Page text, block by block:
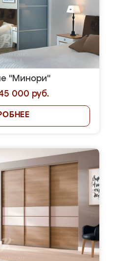
"Минори"
000 руб.